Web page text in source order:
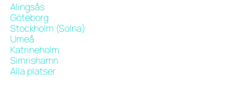
Alingsås
Göteborg
Stockholm (Solna)
Umeå
Katrineholm
Simrishamn
Alla platser